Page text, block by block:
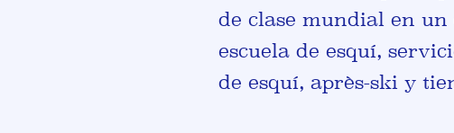
de clase mundial en
escuela de esquí,
de esquí, après-ski y